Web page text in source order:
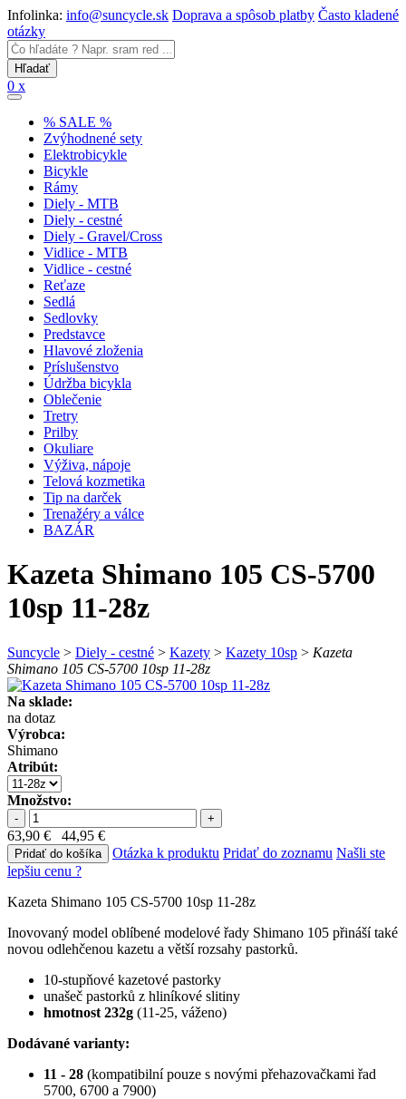
Infolinka: info@suncycle.sk Doprava a spôsob platby Často kladené
otázky
0 x
% SALE %
Zvýhodnené sety
Elektrobicykle
Bicykle
Rámy
Diely - MTB
Diely - cestné
Diely - Gravel/Cross
Vidlice - MTB
Vidlice - cestné
Reťaze
Sedlá
Sedlovky
Predstavce
Hlavové zloženia
Príslušenstvo
Údržba bicykla
Oblečenie
Tretry
Prilby
Okuliare
Výživa, nápoje
Telová kozmetika
Tip na darček
Trenažéry a válce
BAZÁR
Kazeta Shimano 105 CS-5700
10sp 11-28z
Suncycle > Diely - cestné > Kazety > Kazety 10sp > Kazeta
Shimano 105 CS-5700 10sp 11-28z
Na sklade:
na dotaz
Výrobca:
Shimano
Atribút:
Množstvo:
- +
63,90 € 44,95 €
Pridať do košíka Otázka k produktu Pridať do zoznamu Našli ste
lepšiu cenu ?
Kazeta Shimano 105 CS-5700 10sp 11-28z
Inovovaný model oblíbené modelové řady Shimano 105 přináší také
novou odlehčenou kazetu a větší rozsahy pastorků.
10-stupňové kazetové pastorky
unašeč pastorků z hliníkové slitiny
hmotnost 232g (11-25, váženo)
Dodávané varianty:
11 - 28 (kompatibilní pouze s novými přehazovačkami řad
5700, 6700 a 7900)